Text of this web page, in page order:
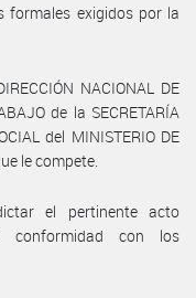
formales exigidos por la
NACIONAL DE
de la SECRETARÍA
del MINISTERIO DE
le compete.
el pertinente acto
conformidad con los